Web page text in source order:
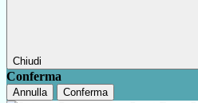
Chiudi
Conferma
Annulla Conferma